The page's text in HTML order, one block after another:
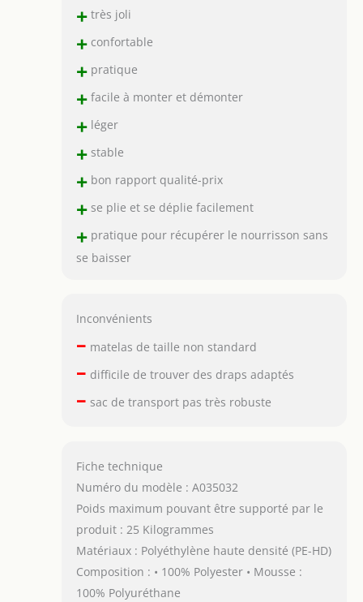
+très joli
+confortable
+pratique
+facile à monter et démonter
+léger
+stable
+bon rapport qualité-prix
+se plie et se déplie facilement
+pratique pour récupérer le nourrisson sans
se baisser
Inconvénients
– matelas de taille non standard
– difficile de trouver des draps adaptés
– sac de transport pas très robuste
Fiche technique
Numéro du modèle : A035032
Poids maximum pouvant être supporté par le
produit : 25 Kilogrammes
Matériaux : Polyéthylène haute densité (PE-HD)
Composition : • 100% Polyester • Mousse :
100% Polyuréthane